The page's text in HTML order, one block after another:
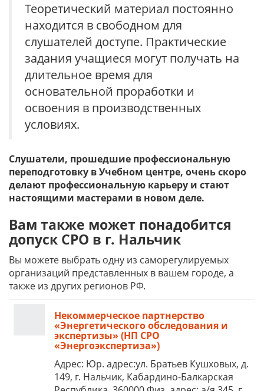
Теоретический материал постоянно
находится в свободном для
слушателей доступе. Практические
задания учащиеся могут получать на
длительное время для
основательной проработки и
освоения в производственных
условиях.
Слушатели, прошедшие профессиональную
переподготовку в Учебном центре, очень скоро
делают профессиональную карьеру и стают
настоящими мастерами в новом деле.
Вам также может понадобится
допуск СРО в г. Нальчик
Вы можете выбрать одну из саморегулируемых
организаций представленных в вашем городе, а
также из других регионов РФ.
Некоммерческое партнерство
«Энергетического обследования и
экспертизы» (НП СРО
«Энергоэкспертиза»)
Адрес: Юр. адрес:ул. Братьев Кушховых, д.
149, г. Нальчик, Кабардино-Балкарская